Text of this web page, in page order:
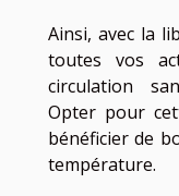
Ainsi, avec la
toutes vos
circulation
Opter pour
bénéficier de
température.